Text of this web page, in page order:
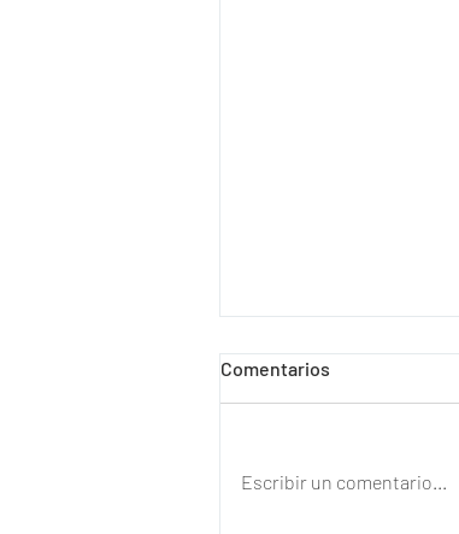
Comentarios
Escribir un comentario...